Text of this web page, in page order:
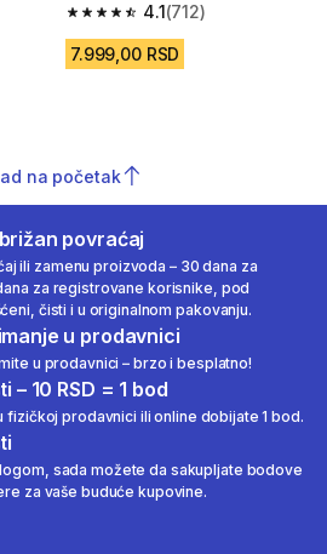
Recenzije
4.1
4.1 od 5 zvezdica from 712
(712)
7.999,00 RSD
na početak
povraćaj
ili zamenu proizvoda – 30 dana za
za registrovane korisnike, pod
čisti i u originalnom pakovanju.
u prodavnici
u prodavnici – brzo i besplatno!
– 10 RSD = 1 bod
fizičkoj prodavnici ili online dobijate 1 bod.
sada možete da sakupljate bodove
za vaše buduće kupovine.